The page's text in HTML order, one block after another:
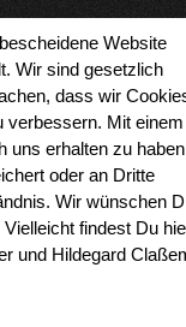
Website
Wir sind gesetzlich
dass wir
verbessern. Mit einem
uns erhalten zu
oder an Dritte
Wir wünschen
findest Du
und Hildegard